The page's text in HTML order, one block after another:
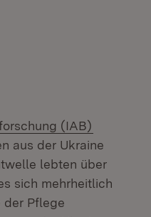
(IAB)
aus der Ukraine
lebten über
sich mehrheitlich
der Pflege